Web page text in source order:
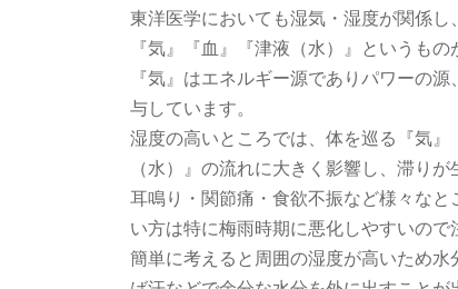
東洋医学においても湿気・湿度が関係し
『気』『血』『津液（水）』というも
『気』はエネルギー源でありパワーの
与しています。
湿度の高いところでは、体を巡る『気
（水）』の流れに大きく影響し、滞り
耳鳴り・関節痛・食欲不振など様々な
い方は特に梅雨時期に悪化しやすいので
簡単に考えると周囲の湿度が高いため